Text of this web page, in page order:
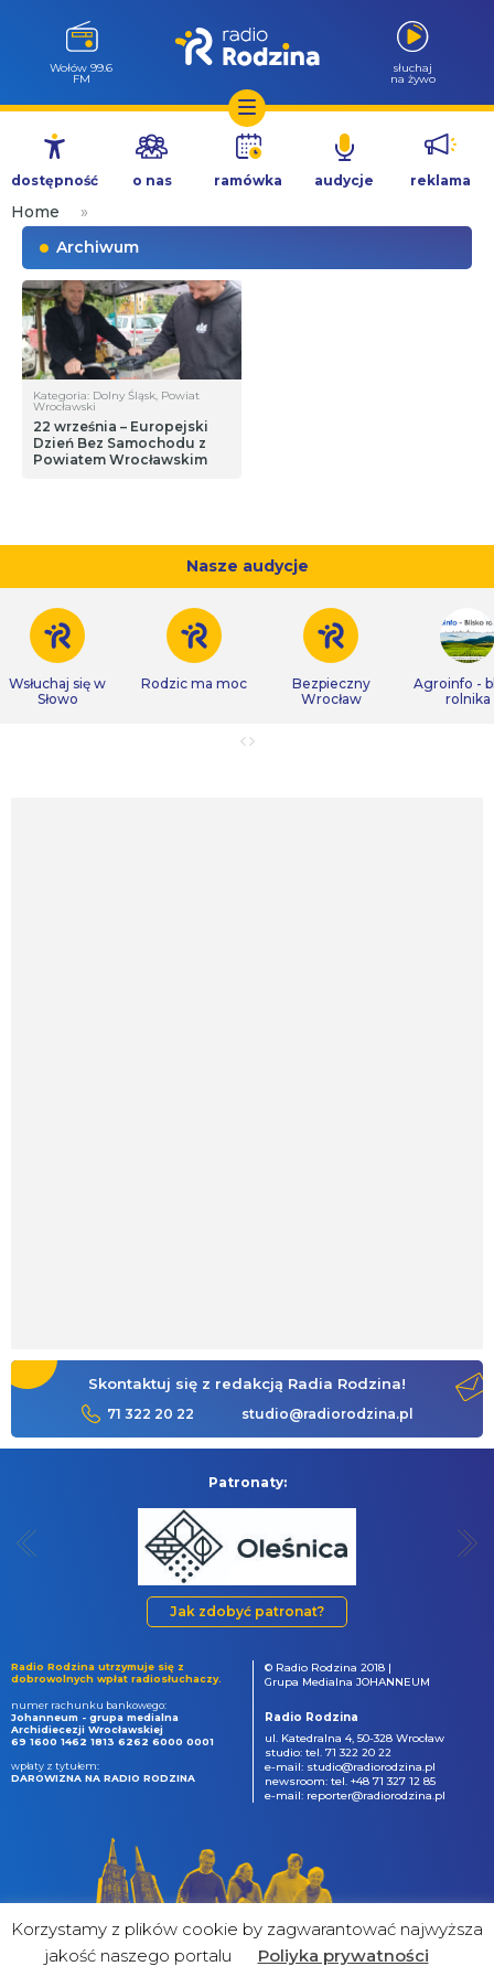
Przejdź
treści
Wołów 99.6
FM
słuchaj
na żywo
dostępność o nas ramówka audycje reklama
Home
»
Archiwum
Kategoria: Dolny Śląsk, Powiat
Wrocławski
22 września – Europejski
Dzień Bez Samochodu z
Powiatem Wrocławskim
Nasze audycje
Wsłuchaj się w
Słowo
Rodzic ma moc
Bezpieczny
Wrocław
Agroinfo -
rolnika
Skontaktuj się z redakcją Radia Rodzina!
71 322 20 22 studio@radiorodzina.pl
Patronaty:
Jak zdobyć patronat?
Radio Rodzina utrzymuje się z
dobrowolnych wpłat radiosłuchaczy.
numer rachunku bankowego:
Johanneum - grupa medialna
Archidiecezji Wrocławskiej
69 1600 1462 1813 6262 6000 0001
wpłaty z tytułem:
DAROWIZNA NA RADIO RODZINA
© Radio Rodzina 2018 |
Grupa Medialna JOHANNEUM
Radio Rodzina
ul. Katedralna 4, 50-328 Wrocław
studio: tel. 71 322 20 22
e-mail: studio@radiorodzina.pl
newsroom: tel. +48 71 327 12 85
e-mail: reporter@radiorodzina.pl
Korzystamy z plików cookie by zagwarantować najwyższa
jakość naszego portalu
Poliyka prywatności